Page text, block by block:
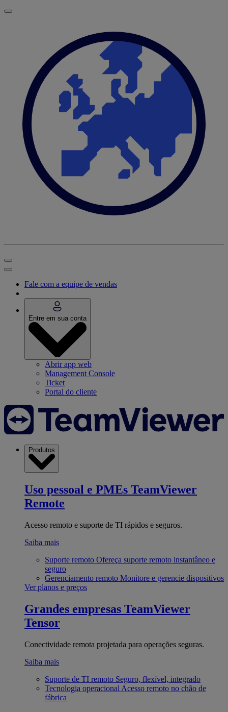
Fale com a equipe de vendas
Entre em sua conta
Abrir app web
Management Console
Ticket
Portal do cliente
Produtos
Uso pessoal e PMEs TeamViewer
Remote
Acesso remoto e suporte de TI rápidos e seguros.
Saiba mais
Suporte remoto Ofereça suporte remoto instantâneo e
seguro
Gerenciamento remoto Monitore e gerencie dispositivos
Ver planos e preços
Grandes empresas TeamViewer
Tensor
Conectividade remota projetada para operações seguras.
Saiba mais
Suporte de TI remoto Seguro, flexível, integrado
Tecnologia operacional Acesso remoto no chão de
fábrica